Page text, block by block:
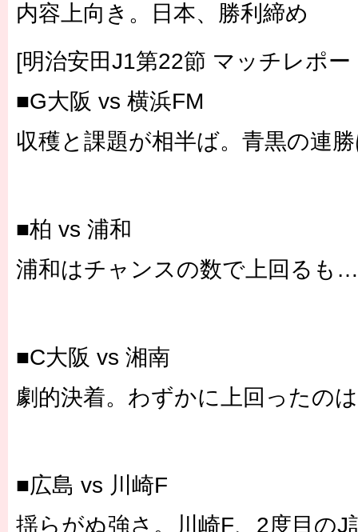
内容上向き。日本、勝利締め
[明治安田J1第22節 マッチレポー
■G大阪 vs 横浜FM
収穫と課題が相半ば。青黒の連
■柏 vs 浦和
浦和はチャンスの数で上回るも
■C大阪 vs 湘南
劇的決着。わずかに上回ったの
■広島 vs 川崎F
揺らがぬ強さ。川崎F、2度目のJ